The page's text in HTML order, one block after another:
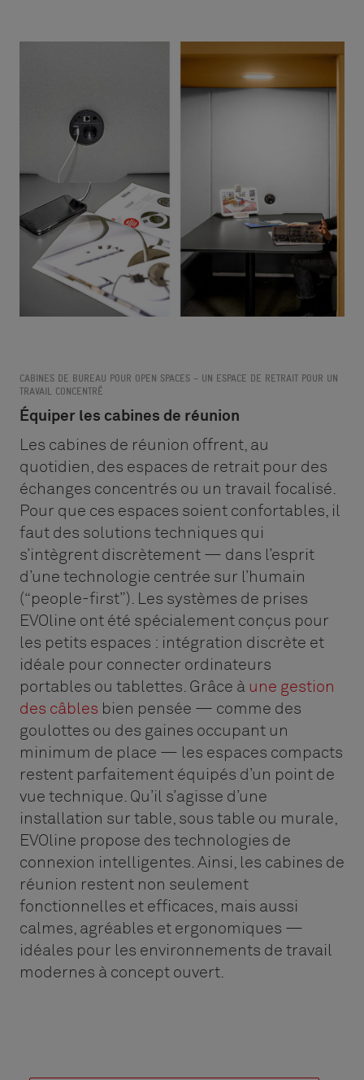
CABINES DE BUREAU POUR OPEN SPACES – UN ESPACE DE RETRAIT POUR UN
TRAVAIL CONCENTRÉ
Équiper les cabines de réunion
Les cabines de réunion offrent, au
quotidien, des espaces de retrait pour des
échanges concentrés ou un travail focalisé.
Pour que ces espaces soient confortables, il
faut des solutions techniques qui
s’intègrent discrètement — dans l’esprit
d’une technologie centrée sur l’humain
(“people-first”). Les systèmes de prises
EVOline ont été spécialement conçus pour
les petits espaces : intégration discrète et
idéale pour connecter ordinateurs
portables ou tablettes. Grâce à une gestion
des câbles bien pensée — comme des
goulottes ou des gaines occupant un
minimum de place — les espaces compacts
restent parfaitement équipés d’un point de
vue technique. Qu’il s’agisse d’une
installation sur table, sous table ou murale,
EVOline propose des technologies de
connexion intelligentes. Ainsi, les cabines de
réunion restent non seulement
fonctionnelles et efficaces, mais aussi
calmes, agréables et ergonomiques —
idéales pour les environnements de travail
modernes à concept ouvert.